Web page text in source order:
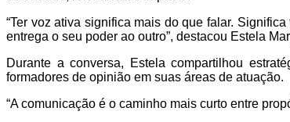
“Ter voz ativa significa mais do que falar.
entrega o seu poder ao outro”, destacou Estela
Durante a conversa, Estela compartilhou
formadores de opinião em suas áreas de atuação.
“A comunicação é o caminho mais curto entre